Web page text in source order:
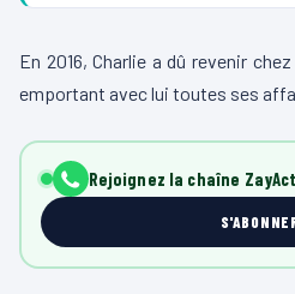
En 2016, Charlie a dû revenir
emportant avec lui toutes ses
Rejoignez la chaîne